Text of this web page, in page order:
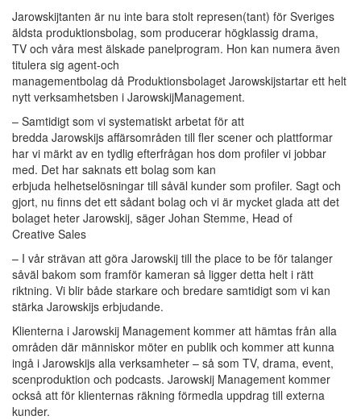
Jarowskijtanten är nu inte bara stolt represen(tant) för Sveriges
äldsta produktionsbolag, som producerar högklassig drama,
TV och våra mest älskade panelprogram. Hon kan numera även
titulera sig agent-och
managementbolag då Produktionsbolaget Jarowskijstartar ett helt
nytt verksamhetsben i JarowskijManagement.
– Samtidigt som vi systematiskt arbetat för att
bredda Jarowskijs affärsområden till fler scener och plattformar
har vi märkt av en tydlig efterfrågan hos dom profiler vi jobbar
med. Det har saknats ett bolag som kan
erbjuda helhetselösningar till såväl kunder som profiler. Sagt och
gjort, nu finns det ett sådant bolag och vi är mycket glada att det
bolaget heter Jarowskij, säger Johan Stemme, Head of
Creative Sales
– I vår strävan att göra Jarowskij till the place to be för talanger
såväl bakom som framför kameran så ligger detta helt i rätt
riktning. Vi blir både starkare och bredare samtidigt som vi kan
stärka Jarowskijs erbjudande.
Klienterna i Jarowskij Management kommer att hämtas från alla
områden där människor möter en publik och kommer att kunna
ingå i Jarowskijs alla verksamheter – så som TV, drama, event,
scenproduktion och podcasts. Jarowskij Management kommer
också att för klienternas räkning förmedla uppdrag till externa
kunder.